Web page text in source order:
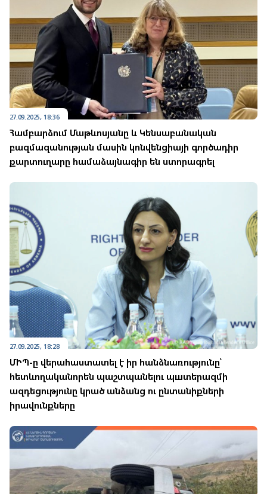
27.09.2025, 18:36
Համբարձում Մաթևոսյանը և Կենսաբանական
բազմազանության մասին կոնվենցիայի գործադիր
քարտուղարը համաձայնագիր են ստորագրել
27.09.2025, 18:28
ՄԻՊ-ը վերահաստատել է իր հանձնառությունը՝
հետևողականորեն պաշտպանելու պшտերազմի
ազդեցությունը կրած անձանց ու ընտանիքների
իրավունքները